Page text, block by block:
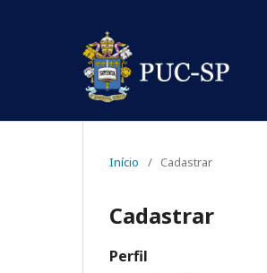
Início / Cadastrar
Cadastrar
Perfil